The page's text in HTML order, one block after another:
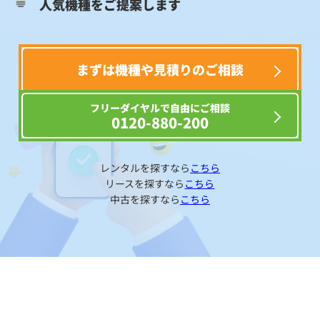
人気機種をご提案します
まずは機種や見積りのご相談
フリーダイヤルで自由にご相談
0120-880-200
レンタルを探すなら こちら
リースを探すなら こちら
中古を探すなら こちら